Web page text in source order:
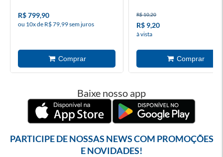
R$ 799,90
ou 10x de R$ 79,99 sem juros
R$ 10,20
R$ 9,20
à vista
Baixe nosso app
PARTICIPE DE NOSSAS NEWS COM PROMOÇÕES
E NOVIDADES!